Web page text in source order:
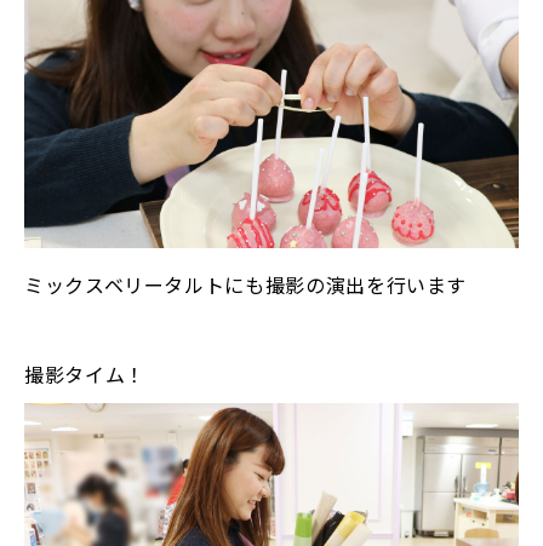
ミックスベリータルトにも撮影の演出を行います
撮影タイム！